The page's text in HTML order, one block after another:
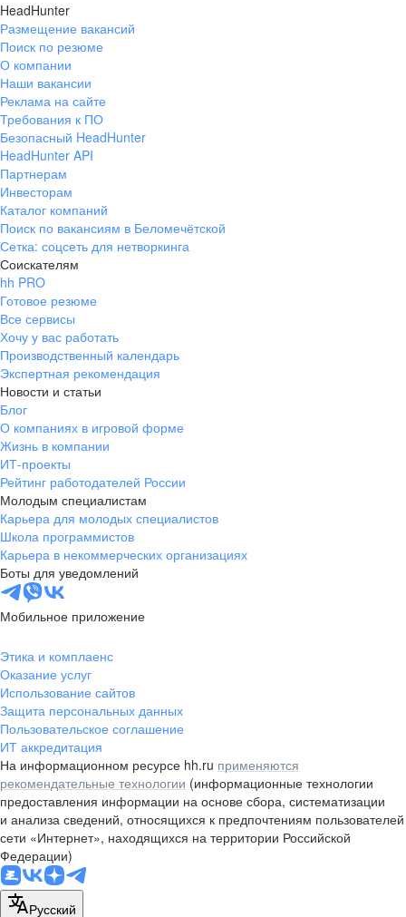
HeadHunter
Размещение вакансий
Поиск по резюме
О компании
Наши вакансии
Реклама на сайте
Требования к ПО
Безопасный HeadHunter
HeadHunter API
Партнерам
Инвесторам
Каталог компаний
Поиск по вакансиям в Беломечётской
Сетка: соцсеть для нетворкинга
Соискателям
hh PRO
Готовое резюме
Все сервисы
Хочу у вас работать
Производственный календарь
Экспертная рекомендация
Новости и статьи
Блог
О компаниях в игровой форме
Жизнь в компании
ИТ-проекты
Рейтинг работодателей России
Молодым специалистам
Карьера для молодых специалистов
Школа программистов
Карьера в некоммерческих организациях
Боты для уведомлений
Мобильное приложение
Этика и комплаенс
Оказание услуг
Использование сайтов
Защита персональных данных
Пользовательское соглашение
ИТ аккредитация
На информационном ресурсе hh.ru применяются
рекомендательные технологии (информационные технологии
предоставления информации на основе сбора, систематизации
и анализа сведений, относящихся к предпочтениям пользователей
сети «Интернет», находящихся на территории Российской
Федерации)
Русский